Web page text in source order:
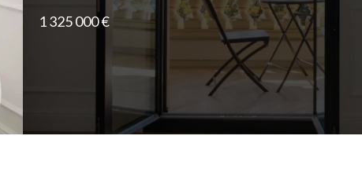
1 325 000 €